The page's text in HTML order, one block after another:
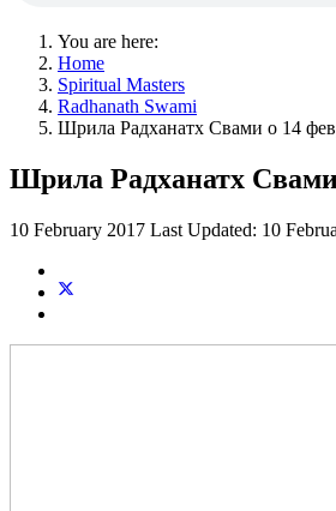
You are here:
Home
Spiritual Masters
Radhanath Swami
Шрила Радханатх Свами о 14
Шрила Радханатх
10 February 2017 Last Updated: 10